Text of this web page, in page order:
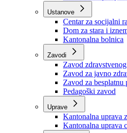
Služba za odnose s
Služba za
Služba za
Ustanove
Centar za socijalni
Dom za stara i
Kantonalna bolnica
Zavodi
Zavod zdravstvenog
Zavod za javno
Zavod za besplatnu
Pedagoški zavod